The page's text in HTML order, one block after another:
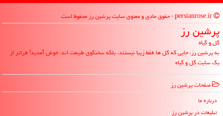
پرشین رز
گل و گیاه
به پرشین رز، جایی که گل ها فقط زیبا نیستند، بلکه سخنگوی طبیعت اند، خوش آمدید! فراتر از
یک سایت گل و گیاه
صفحات پرشین رز
درباره ما
تبلیغات در پرشین رز